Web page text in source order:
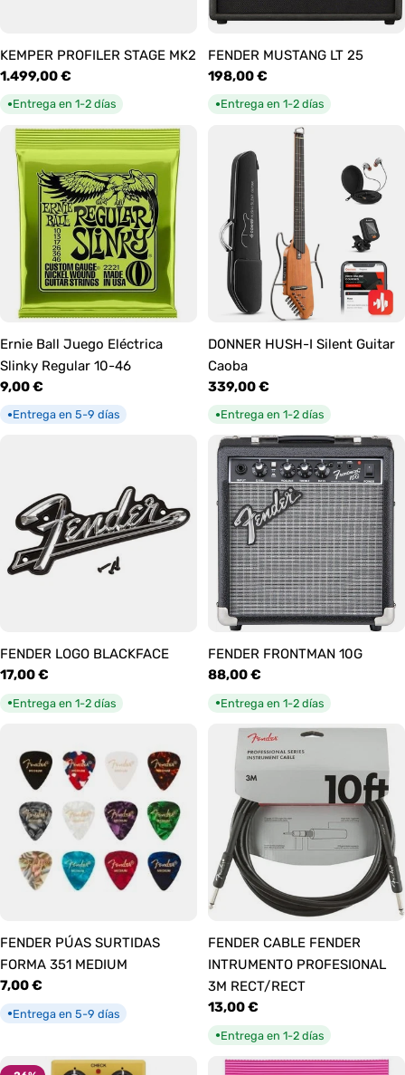
KEMPER PROFILER STAGE MK2
Precio
habitual
1.499,00 €
●Entrega en 1-2 días
FENDER MUSTANG LT 25
Precio
habitual
198,00 €
●Entrega en 1-2 días
Ernie Ball Juego Eléctrica
Slinky Regular 10-46
Precio
habitual
9,00 €
●Entrega en 5-9 días
DONNER HUSH-I Silent Guitar
Caoba
Precio
habitual
339,00 €
●Entrega en 1-2 días
FENDER LOGO BLACKFACE
Precio
habitual
17,00 €
●Entrega en 1-2 días
FENDER FRONTMAN 10G
Precio
habitual
88,00 €
●Entrega en 1-2 días
FENDER PÚAS SURTIDAS
FORMA 351 MEDIUM
Precio
habitual
7,00 €
●Entrega en 5-9 días
FENDER CABLE FENDER
INTRUMENTO PROFESIONAL
3M RECT/RECT
Precio
habitual
13,00 €
●Entrega en 1-2 días